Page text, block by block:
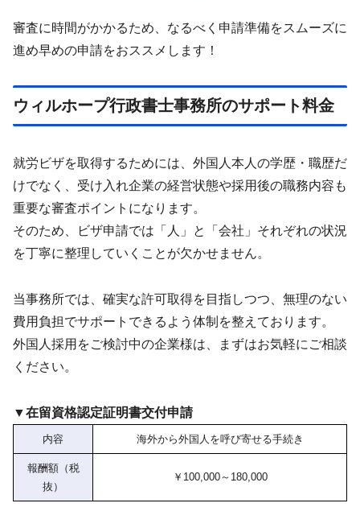
審査に時間がかかるため、なるべく申請準備をスムーズに
進め早めの申請をおススメします！
ウィルホープ行政書士事務所のサポート料金
就労ビザを取得するためには、外国人本人の学歴・職歴だ
けでなく、受け入れ企業の経営状態や採用後の職務内容も
重要な審査ポイントになります。
そのため、ビザ申請では「人」と「会社」それぞれの状況
を丁寧に整理していくことが欠かせません。
当事務所では、確実な許可取得を目指しつつ、無理のない
費用負担でサポートできるよう体制を整えております。
外国人採用をご検討中の企業様は、まずはお気軽にご相談
ください。
▼在留資格認定証明書交付申請
内容 海外から外国人を呼び寄せる手続き
報酬額（税
抜）
￥100,000～180,000